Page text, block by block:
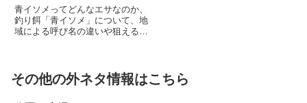
す！
青イソメってどんなエサなのか、
釣り餌「青イソメ」について、地
域による呼び名の違いや狙える魚
その他の外ネタ情報はこちら